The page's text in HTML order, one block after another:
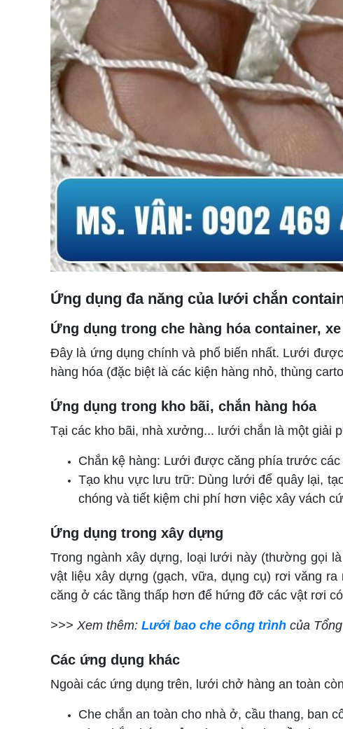
Ứng dụng đa năng của lưới chắn
Ứng dụng trong che hàng hóa container,
Đây là ứng dụng chính và phổ biến nhất. Lưới
hàng hóa (đặc biệt là các kiện hàng nhỏ, thùng
Ứng dụng trong kho bãi, chắn hàng hóa
Tại các kho bãi, nhà xưởng... lưới chắn là một giải
Chắn kệ hàng: Lưới được căng phía trước
Tạo khu vực lưu trữ: Dùng lưới để quây lại,
chóng và tiết kiệm chi phí hơn việc xây vách
Ứng dụng trong xây dựng
Trong ngành xây dựng, loại lưới này (thường gọi
vật liệu xây dựng (gạch, vữa, dụng cụ) rơi văng
căng ở các tầng thấp hơn để hứng đỡ các vật rơi
>>> Xem thêm: Lưới bao che công trình của
Các ứng dụng khác
Ngoài các ứng dụng trên, lưới chở hàng an toàn
Che chắn an toàn cho nhà ở, cầu thang, ban